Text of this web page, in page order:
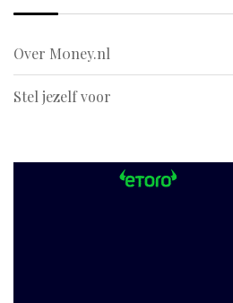
Over M0ney.nl
Stel jezelf voor